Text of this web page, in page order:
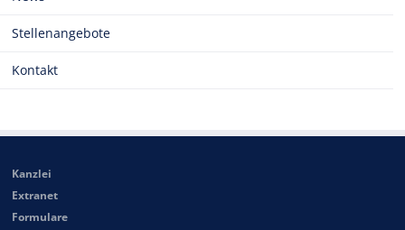
Stellenangebote
Kontakt
Kanzlei
Extranet
Formulare